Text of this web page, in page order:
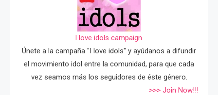
I love idols campaign.
Únete a la campaña "I love idols" y ayúdanos a difundir
el movimiento idol entre la comunidad, para que cada
vez seamos más los seguidores de éste género.
>>> Join Now!!!